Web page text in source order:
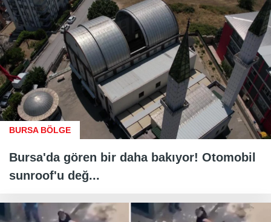
BURSA BÖLGE
Bursa'da gören bir daha bakıyor! Otomobil
sunroof'u değ...